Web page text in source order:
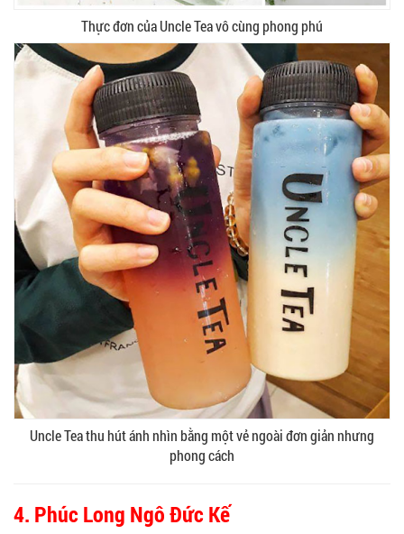
Thực đơn của Uncle Tea vô cùng phong phú
Uncle Tea thu hút ánh nhìn bằng một vẻ ngoài đơn giản nhưng
phong cách
4. Phúc Long Ngô Đức Kế